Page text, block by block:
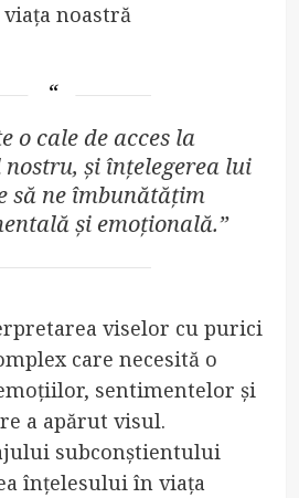
noastră
o cale de acces la
și înțelegerea lui
să ne îmbunătățim
și emoțională.”
viselor cu purici
care necesită o
sentimentelor și
a apărut visul.
subconștientului
înțelesului în viața